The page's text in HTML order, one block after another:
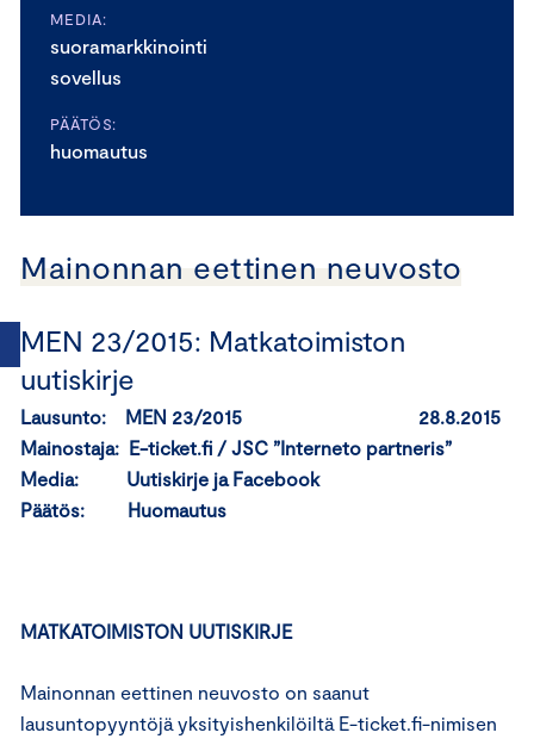
MEDIA:
suoramarkkinointi
sovellus
PÄÄTÖS:
huomautus
Mainonnan eettinen neuvosto
MEN 23/2015: Matkatoimiston
uutiskirje
Lausunto: MEN 23/2015 28.8.2015
Mainostaja: E-ticket.fi / JSC ”Interneto partneris”
Media: Uutiskirje ja Facebook
Päätös: Huomautus
MATKATOIMISTON UUTISKIRJE
Mainonnan eettinen neuvosto on saanut
lausuntopyyntöjä yksityishenkilöiltä E-ticket.fi-nimisen